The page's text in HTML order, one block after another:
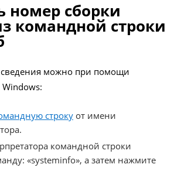
номер сборки
командной строки
можно при помощи
строкуот имени
командной строки
«systeminfo», а затем нажмите